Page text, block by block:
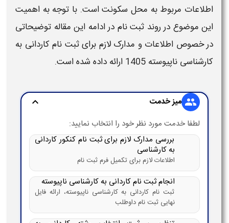
اطلاعات مربوط به محل سکونت است. با توجه به اهمیت
این موضوع در روند ثبت نام در ادامه این مقاله توضیحاتی
در خصوص اطلاعات و مدارک لازم برای ثبت نام کاردانی به
کارشناسی ناپیوسته 1405 ارائه داده شده است.
group میز خدمت expand_more
لطفا خدمت مورد نظر خود را انتخاب نمایید:
بررسی مدارک لازم برای ثبت نام کنکور کاردانی
به کارشناسی
اطلاعات لازم برای تکمیل فرم ثبت نام
انجام ثبت نام کاردانی به کارشناسی ناپیوسته
ثبت نام کاردانی به کارشناسی ناپیوسته، ارائه فایل
نهایی ثبت نام داوطلب